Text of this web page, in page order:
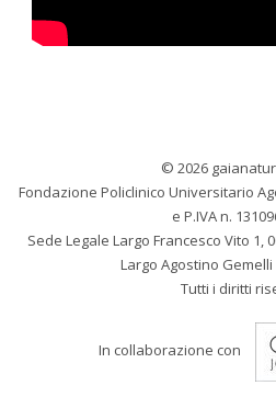
© 2026
Fondazione Policlinico Universitario
e P.IVA n.
Sede Legale Largo Francesco Vito 1,
Largo Agostino Gemelli
Tutti i diritti
In collaborazione con